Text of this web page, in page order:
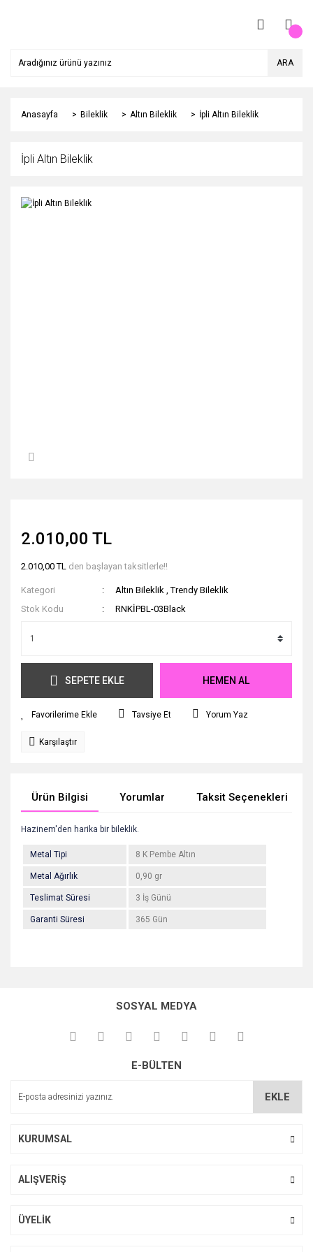
ARA
Anasayfa Bileklik Altın Bileklik İpli Altın Bileklik
İpli Altın Bileklik
2.010,00 TL
2.010,00 TL den başlayan taksitlerle!!
Kategori Altın Bileklik ,Trendy Bileklik
Stok Kodu
RNKİPBL-03Black
SEPETE EKLE HEMEN AL
Tavsiye Et Yorum Yaz
Karşılaştır
Ürün Bilgisi Yorumlar Taksit Seçenekleri
Hazinem'den harika bir bileklik.
Metal Tipi 8 K Pembe Altın
Metal Ağırlık 0,90 gr
Teslimat Süresi 3 İş Günü
Garanti Süresi 365 Gün
kullanarak tarafımıza iletebilirsiniz.
Görüş ve önerileriniz için teşekkür ederiz.
Ürün açıklamasında eksik bilgiler bulunuyor.
SOSYAL MEDYA
E-BÜLTEN
EKLE
KURUMSAL
ALIŞVERİŞ
ÜYELİK